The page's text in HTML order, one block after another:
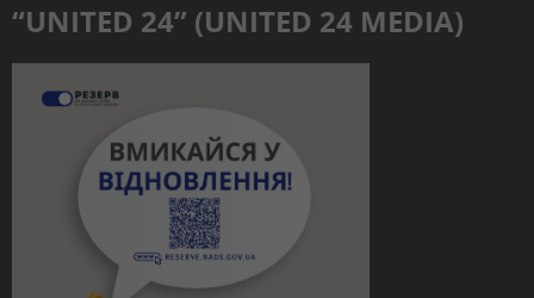
“UNITED 24” (UNITED 24 MEDIA)